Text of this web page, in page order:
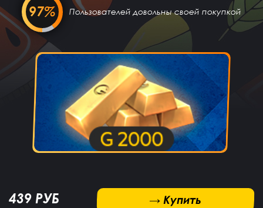
97% Пользователей довольны своей покупкой
439 РУБ → Купить
Купить